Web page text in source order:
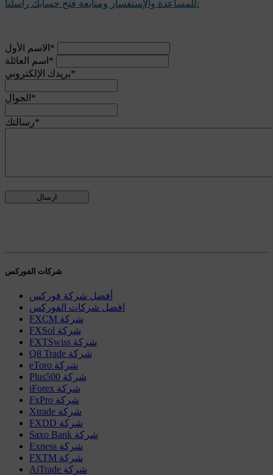
للمساعدة والإستفسار ومتابعة فتح حسابك راسلنا:
الاسم الأول *
اسم العائلة *
بريدك الإلكتروني*
الجوال *
رسالتك*
شركات الفوركس
أفضل شركة فوركس
افضل شركات الفوركس
FXCM شركة
FXSol شركة
FXTSwiss شركة
Q8 Trade شركة
eToro شركة
Plus500 شركة
iForex شركة
FxPro شركة
Xtrade شركة
FXDD شركة
Saxo Bank شركة
Exness شركة
FXTM شركة
AiTrade شركة